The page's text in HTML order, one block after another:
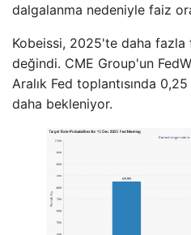
dalgalanma nedeniyle faiz
Kobeissi, 2025'te daha
değindi. CME Group'un
Aralık Fed toplantısında
daha bekleniyor.